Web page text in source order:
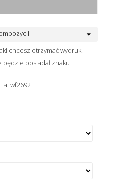
chcesz otrzymać wydruk.
będzie posiadał znaku
wf2692